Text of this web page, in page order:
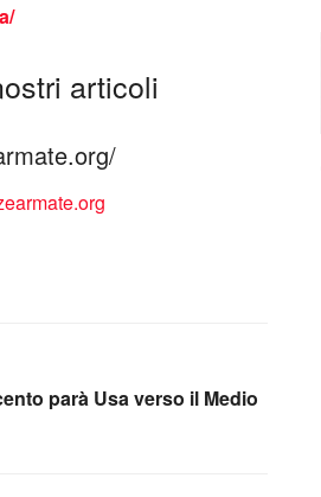
articoli
parà Usa verso il Medio